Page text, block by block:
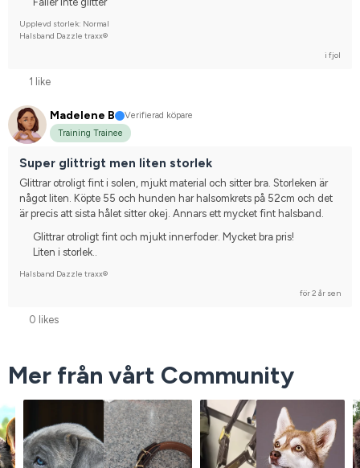
Upplevd storlek: Normal
Halsband Dazzle traxx®
i fjol
1 like
Madelene B
Verifierad köpare
Training Trainee
Super glittrigt men liten storlek
Glittrar otroligt fint i solen, mjukt material och sitter bra. Storleken är
något liten. Köpte 55 och hunden har halsomkrets på 52cm och det
är precis att sista hålet sitter okej. Annars ett mycket fint halsband.
Glittrar otroligt fint och mjukt innerfoder. Mycket bra pris!
Liten i storlek..
Halsband Dazzle traxx®
för 2 år sen
0 likes
Mer från vårt Community